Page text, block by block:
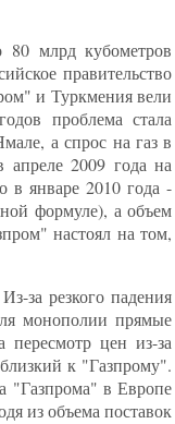
млрд кубометров
правительство
и Туркмения вели
проблема стала
а спрос на газ в
апреле 2009 года на
в январе 2010 года -
формуле), а объем
настоял на том,
за резкого падения
монополии прямые
цен из-за
к "Газпрому".
"Газпрома" в Европе
из объема поставок